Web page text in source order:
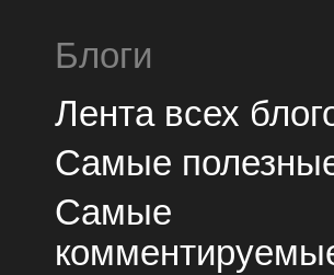
Блоги
Лента всех
Самые
Самые